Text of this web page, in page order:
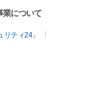
業について
ティ24」